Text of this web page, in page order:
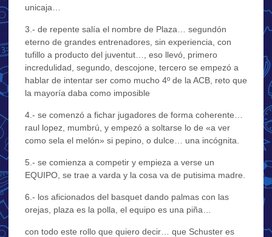
unicaja…
3.- de repente salía el nombre de Plaza… segundón
eterno de grandes entrenadores, sin experiencia, con
tufillo a producto del juventut…, eso llevó, primero
incredulidad, segundo, descojone, tercero se empezó a
hablar de intentar ser como mucho 4º de la ACB, reto que
la mayoría daba como imposible
4.- se comenzó a fichar jugadores de forma coherente…
raul lopez, mumbrú, y empezó a soltarse lo de «a ver
como sela el melón» si pepino, o dulce… una incógnita.
5.- se comienza a competir y empieza a verse un
EQUIPO, se trae a varda y la cosa va de putisima madre.
6.- los aficionados del basquet dando palmas con las
orejas, plaza es la polla, el equipo es una piña…
con todo este rollo que quiero decir… que Schuster es